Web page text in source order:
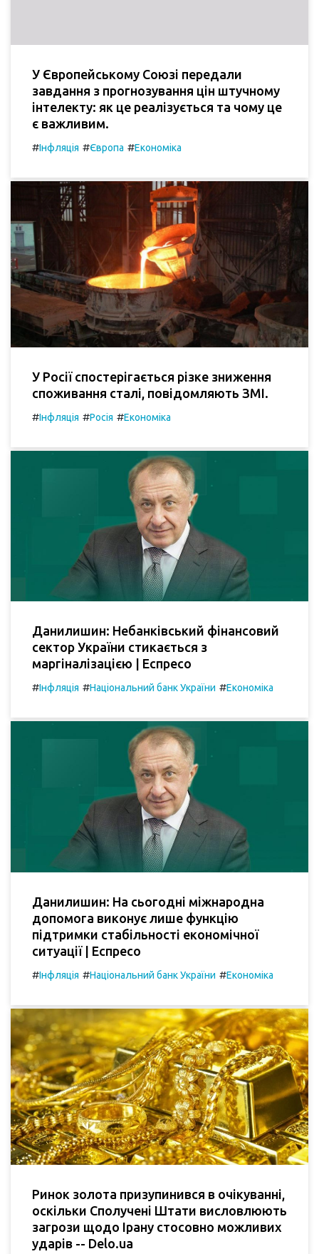
У Європейському Союзі передали
завдання з прогнозування цін штучному
інтелекту: як це реалізується та чому це
є важливим.
#Інфляція #Європа #Економіка
У Росії спостерігається різке зниження
споживання сталі, повідомляють ЗМІ.
#Інфляція #Росія #Економіка
Данилишин: Небанківський фінансовий
сектор України стикається з
маргіналізацією | Еспресо
#Інфляція #Національний банк України #Економіка
Данилишин: На сьогодні міжнародна
допомога виконує лише функцію
підтримки стабільності економічної
ситуації | Еспресо
#Інфляція #Національний банк України #Економіка
Ринок золота призупинився в очікуванні,
оскільки Сполучені Штати висловлюють
загрози щодо Ірану стосовно можливих
ударів -- Delo.ua